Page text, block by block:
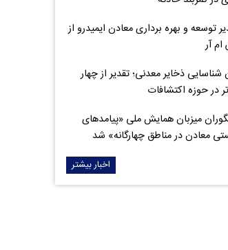
توسعه و بهره برداری معادن ایمیدرو از
آر
شناسایی ذخایر معدنی؛ تقدیر از چهار
در حوزه اکتشافات‌
میزبان همایش ملی «پیامدهای
معادن در مناطق چهارگانه» شد
اخبار بیشتر